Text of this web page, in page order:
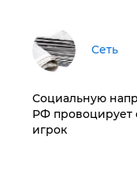
Сеть
Социальную
РФ
игрок